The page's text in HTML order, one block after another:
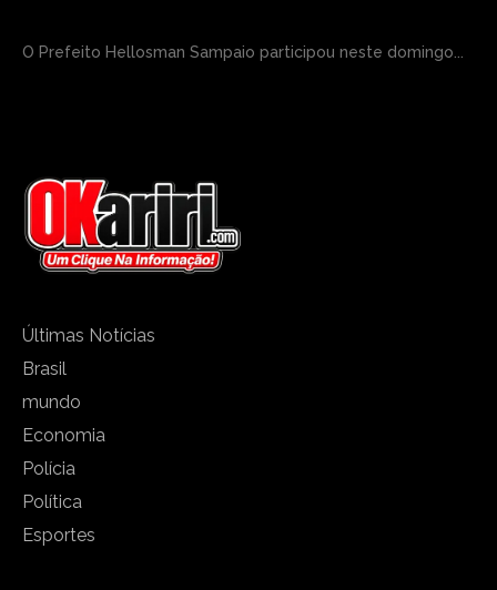
O Prefeito Hellosman Sampaio participou neste domingo...
Últimas Notícias
Brasil
mundo
Economia
Polícia
Política
Esportes